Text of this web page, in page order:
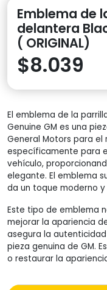
Emblema de
delantera
( ORIGINAL)
$8.039
El emblema de la
Genuine GM es una
General Motors para el
específicamente para
vehículo,
elegante. El emblema
da un toque moderno
Este tipo de emblema
mejorar la apariencia
asegura la
pieza genuina de GM.
o restaurar la